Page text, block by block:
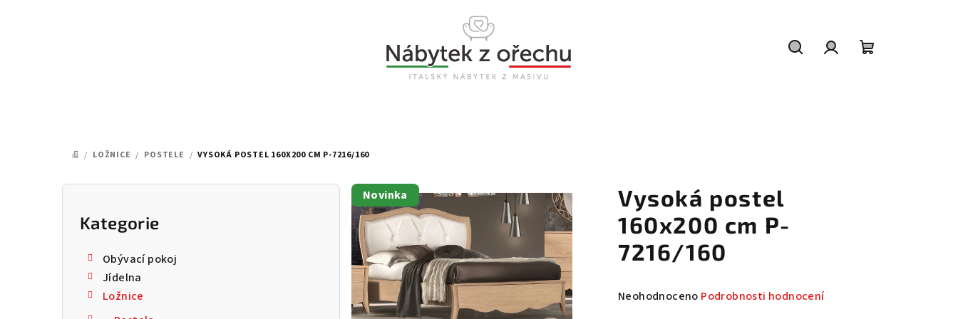
DOMŮ
/ LOŽNICE / POSTELE / VYSOKÁ POSTEL 160X200 CM P-7216/160
P
Přeskočit
kategorie
Kategorie
Obývací pokoj
Jídelna
Ložnice
Vysoká postel
160x200 cm P-
7216/160
Průměrné
Neohodnoceno Podrobnosti hodnocení
Novinka